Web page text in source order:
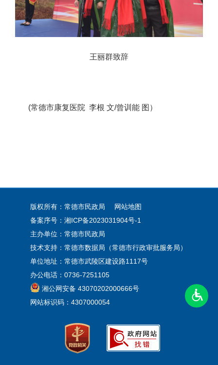
王丽群致辞
(常德市康复医院 李根 文/曾训能 图）
版权所有：常德市民政局
网站地图
备案序号： 湘ICP备2023031904号-1
主办单位：常德市民政局
技术支持：常德市数据局（常德市行政审批服务局）
单位地址：常德市武陵区建设路1117号
办公电话：0736-7251105
湘公网安备 43070202000666号
网站标识码：4307000054